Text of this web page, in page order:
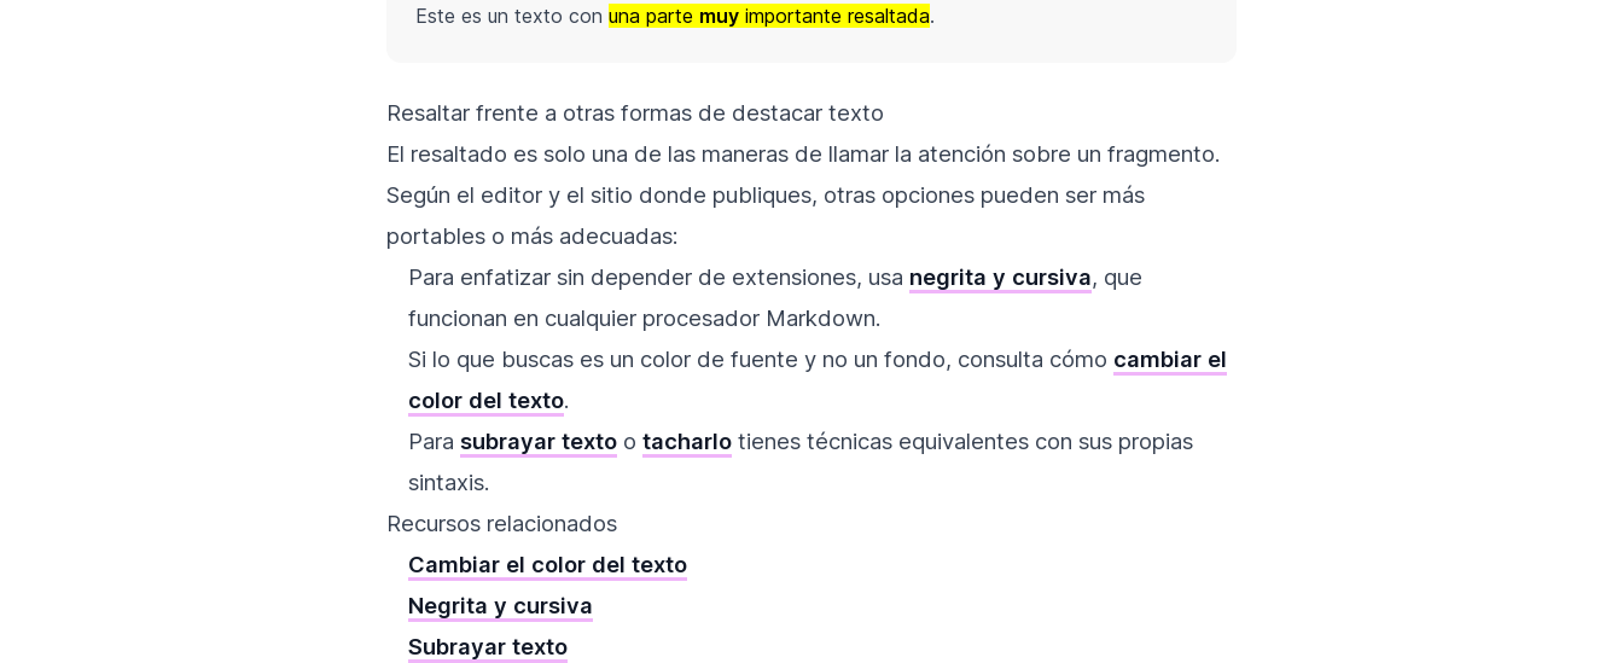
Este es un texto con una parte muy importante resaltada.
Resaltar frente a otras formas de destacar texto
El resaltado es solo una de las maneras de llamar la atención sobre un fragmento.
Según el editor y el sitio donde publiques, otras opciones pueden ser más
portables o más adecuadas:
Para enfatizar sin depender de extensiones, usa negrita y cursiva, que
funcionan en cualquier procesador Markdown.
Si lo que buscas es un color de fuente y no un fondo, consulta cómo cambiar el
color del texto.
Parasubrayar texto otacharlo tienes técnicas equivalentes con sus propias
sintaxis.
Recursos relacionados
Cambiar el color del texto
Negrita y cursiva
Subrayar texto